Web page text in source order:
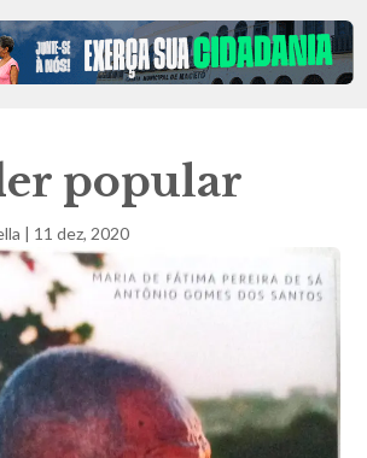
popular
| 11 dez, 2020